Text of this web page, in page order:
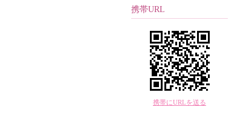
携帯URL
携帯にURLを送る